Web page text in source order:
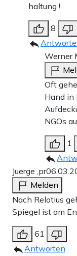
haltung !
8
Werner
Oft
Hand in
NGOs
1
Juerge ,pr
Melden
Nach Relotius
Spiegel ist am
61
Antworten